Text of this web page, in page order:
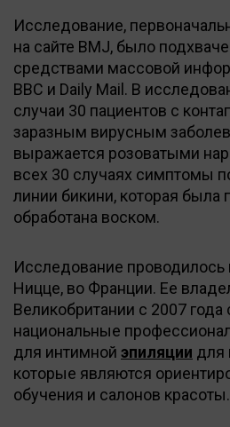
Исследование,
на сайте BMJ, было
средствами массовой
BBC и Daily Mail. В
случаи 30 пациентов с
заразным вирусным
выражается розоватыми
всех 30 случаях симптомы
линии бикини, которая была
обработана воском.
Исследование проводилось
Ницце, во Франции. Ее
Великобритании с 2007
национальные
для интимной эпиляции для
которые являются
обучения и салонов красоты.